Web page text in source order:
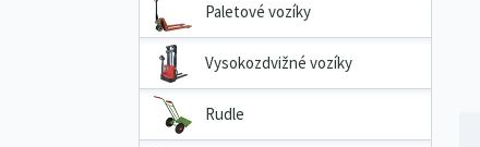
Paletové vozíky
Vysokozdvižné vozíky
Rudle